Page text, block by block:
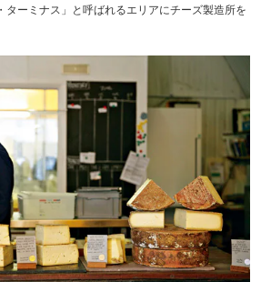
ターミナス」と呼ばれるエリアにチーズ製造所を